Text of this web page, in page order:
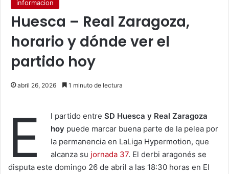
informacion
Huesca – Real Zaragoza,
horario y dónde ver el
partido hoy
abril 26, 2026 1 minuto de lectura
E l partido entre SD Huesca y Real Zaragoza
hoy puede marcar buena parte de la pelea por
la permanencia en LaLiga Hypermotion, que
alcanza su jornada 37. El derbi aragonés se
disputa este domingo 26 de abril a las 18:30 horas en El